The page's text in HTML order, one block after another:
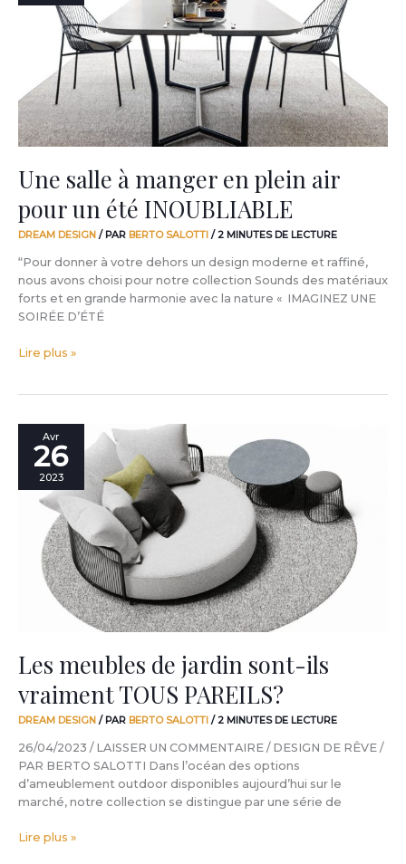
Une salle à manger en plein air
pour un été INOUBLIABLE
DREAM DESIGN / PAR BERTO SALOTTI /2 MINUTES DE LECTURE
“Pour donner à votre dehors un design moderne et raffiné,
nous avons choisi pour notre collection Sounds des matériaux
forts et en grande harmonie avec la nature « IMAGINEZ UNE
SOIRÉE D’ÉTÉ
un
été
INOUBLIABLE
Lire plus »
Avr
26
2023
Les meubles de jardin sont-ils
vraiment TOUS PAREILS?
DREAM DESIGN / PAR BERTO SALOTTI /2 MINUTES DE LECTURE
26/04/2023 / LAISSER UN COMMENTAIRE / DESIGN DE RÊVE /
PAR BERTO SALOTTI Dans l’océan des options
d’ameublement outdoor disponibles aujourd’hui sur le
marché, notre collection se distingue par une série de
meubles
sont-
vraiment
TOUS
PAREILS?
Lire plus »